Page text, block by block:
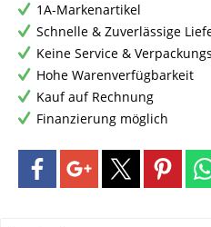
1A-Markenartikel
Schnelle & Zuverlässige
Keine Service &
Hohe Warenverfügbarkeit
Kauf auf Rechnung
Finanzierung möglich